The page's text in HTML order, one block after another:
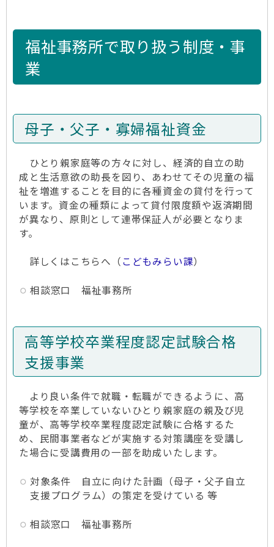
福祉事務所で取り扱う制度・事
業
母子・父子・寡婦福祉資金
ひとり親家庭等の方々に対し、経済的自立の助
成と生活意欲の助長を図り、あわせてその児童の福
祉を増進することを目的に各種資金の貸付を行って
います。資金の種類によって貸付限度額や返済期間
が異なり、原則として連帯保証人が必要となりま
す。
詳しくはこちらへ（こどもみらい課）
相談窓口 福祉事務所
高等学校卒業程度認定試験合格
支援事業
より良い条件で就職・転職ができるように、高
等学校を卒業していないひとり親家庭の親及び児
童が、高等学校卒業程度認定試験に合格するた
め、民間事業者などが実施する対策講座を受講し
た場合に受講費用の一部を助成いたします。
対象条件 自立に向けた計画（母子・父子自立
支援プログラム）の策定を受けている 等
相談窓口 福祉事務所